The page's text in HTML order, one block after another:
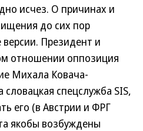
исчез. О причинах и
до сих пор
Президент и
отношении оппозиция
Михала Ковача-
спецслужба SIS,
его (в Австрии и ФРГ
якобы возбуждены